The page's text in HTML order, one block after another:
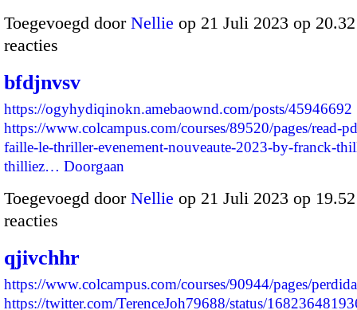
Toegevoegd door Nellie op 21 Juli 2023 op
reacties
bfdjnvsv
https://ogyhydiqinokn.amebaownd.com/posts/45946692
https://www.colcampus.com/courses/89520/pages/read-
faille-le-thriller-evenement-nouveaute-2023-by-franck-
thilliez… Doorgaan
Toegevoegd door Nellie op 21 Juli 2023 op
reacties
qjivchhr
https://www.colcampus.com/courses/90944/pages/
https://twitter.com/TerenceJoh79688/status/